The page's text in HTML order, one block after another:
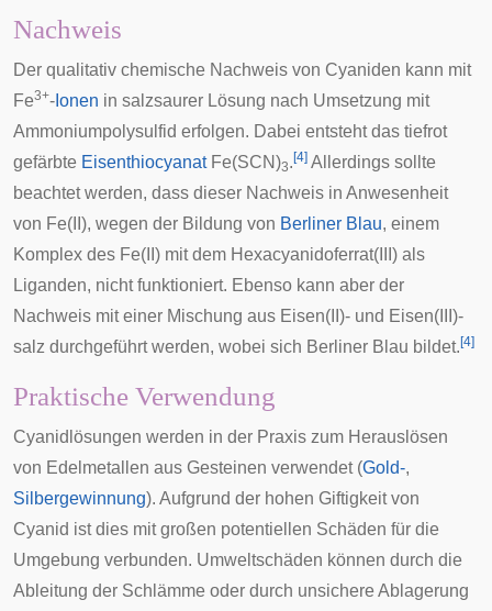
Nachweis
Der qualitativ chemische Nachweis von Cyaniden kann mit
Fe3+- Ionen in salzsaurer Lösung nach Umsetzung mit
Ammoniumpolysulfid erfolgen. Dabei entsteht das tiefrot
gefärbte EisenthiocyanatFe(SCN)3. [4] Allerdings sollte
beachtet werden, dass dieser Nachweis in Anwesenheit
von Fe(II), wegen der Bildung von Berliner Blau, einem
Komplex des Fe(II) mit dem Hexacyanidoferrat(III) als
Liganden, nicht funktioniert. Ebenso kann aber der
Nachweis mit einer Mischung aus Eisen(II)- und Eisen(III)-
salz durchgeführt werden, wobei sich Berliner Blau bildet. [4]
Praktische Verwendung
Cyanidlösungen werden in der Praxis zum Herauslösen
von Edelmetallen aus Gesteinen verwendet (Gold-,
Silbergewinnung). Aufgrund der hohen Giftigkeit von
Cyanid ist dies mit großen potentiellen Schäden für die
Umgebung verbunden. Umweltschäden können durch die
Ableitung der Schlämme oder durch unsichere Ablagerung